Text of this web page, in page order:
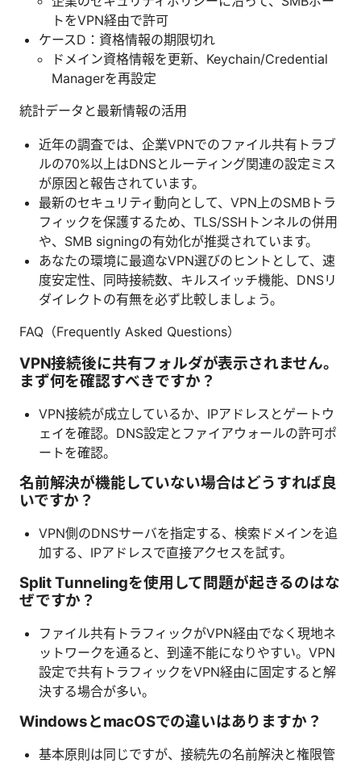
トをVPN経由で許可
ケースD：資格情報の期限切れ
ドメイン資格情報を更新、Keychain/Credential
Managerを再設定
統計データと最新情報の活用
近年の調査では、企業VPNでのファイル共有トラブ
ルの70%以上はDNSとルーティング関連の設定ミス
が原因と報告されています。
最新のセキュリティ動向として、VPN上のSMBトラ
フィックを保護するため、TLS/SSHトンネルの併用
や、SMB signingの有効化が推奨されています。
あなたの環境に最適なVPN選びのヒントとして、速
度安定性、同時接続数、キルスイッチ機能、DNSリ
ダイレクトの有無を必ず比較しましょう。
FAQ（Frequently Asked Questions）
VPN接続後に共有フォルダが表示されません。
まず何を確認すべきですか？
VPN接続が成立しているか、IPアドレスとゲートウ
ェイを確認。DNS設定とファイアウォールの許可ポ
ートを確認。
名前解決が機能していない場合はどうすれば良
いですか？
VPN側のDNSサーバを指定する、検索ドメインを追
加する、IPアドレスで直接アクセスを試す。
Split Tunnelingを使用して問題が起きるのはな
ぜですか？
ファイル共有トラフィックがVPN経由でなく現地ネ
ットワークを通ると、到達不能になりやすい。VPN
設定で共有トラフィックをVPN経由に固定すると解
決する場合が多い。
WindowsとmacOSでの違いはありますか？
基本原則は同じですが、接続先の名前解決と権限管